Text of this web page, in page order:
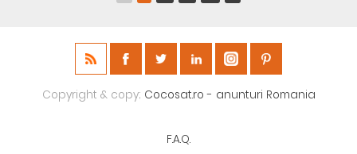
Copyright & copy; Cocosat.ro - anunturi Romania
F.A.Q.